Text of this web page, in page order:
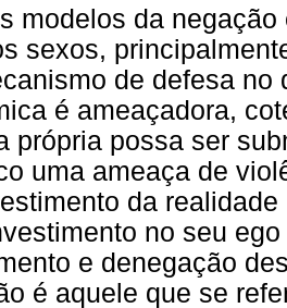
modelos da
sexos,
de defesa no
é ameaçadora,
própria possa ser
uma ameaça de
da
no seu
e denegação
é aquele que se